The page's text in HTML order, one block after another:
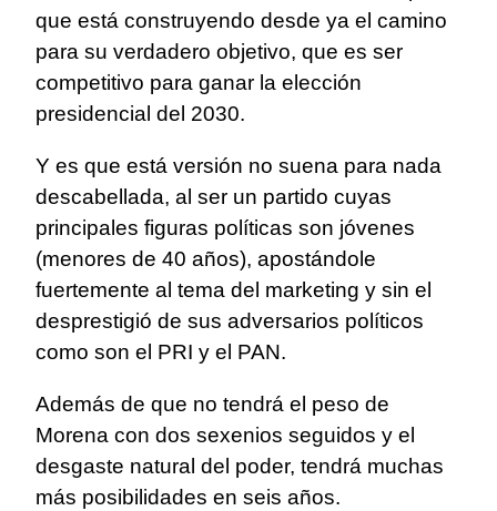
que está construyendo desde ya el camino
para su verdadero objetivo, que es ser
competitivo para ganar la elección
presidencial del 2030.
Y es que está versión no suena para nada
descabellada, al ser un partido cuyas
principales figuras políticas son jóvenes
(menores de 40 años), apostándole
fuertemente al tema del marketing y sin el
desprestigió de sus adversarios políticos
como son el PRI y el PAN.
Además de que no tendrá el peso de
Morena con dos sexenios seguidos y el
desgaste natural del poder, tendrá muchas
más posibilidades en seis años.